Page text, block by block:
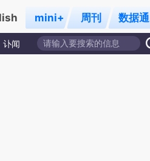
mini+ 周刊 数据通
讣闻